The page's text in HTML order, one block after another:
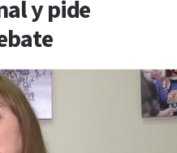
y pide